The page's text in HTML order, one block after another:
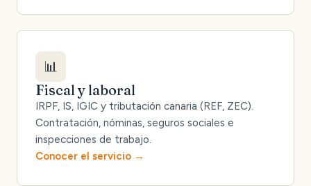
📊
Fiscal y laboral
IRPF, IS, IGIC y tributación canaria (REF, ZEC).
Contratación, nóminas, seguros sociales e
inspecciones de trabajo.
Conocer el servicio